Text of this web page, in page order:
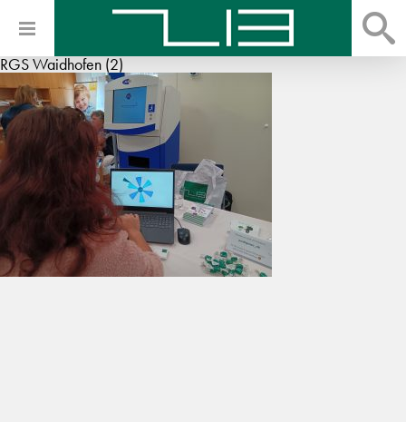
RGS Waidhofen (2)